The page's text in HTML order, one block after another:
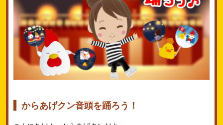
からあげクン音頭を踊ろう！